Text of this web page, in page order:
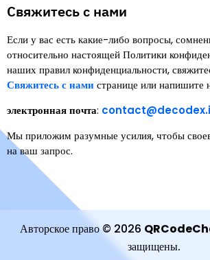
Свяжитесь с нами
Если у вас есть какие-либо вопросы,
относительно настоящей Политики
наших правил конфиденциальности,
Свяжитесь с намистранице или напишите
электронная почта:
Мы приложим разумные усилия, чтобы
на ваш запрос.
Авторское право© 2026
защищены.